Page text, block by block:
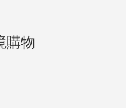
購物